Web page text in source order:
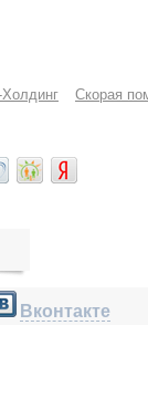
Скорая
Вконтакте